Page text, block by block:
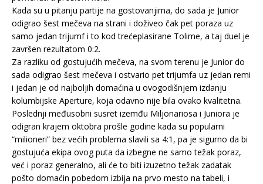
Kada su u pitanju partije na gostovanjima, do sada je Junior
odigrao šest mečeva na strani i doživeo čak pet poraza uz
samo jedan trijumf i to kod trećeplasirane Tolime, a taj duel je
završen rezultatom 0:2.
Za razliku od gostujućih mečeva, na svom terenu je Junior do
sada odigrao šest mečeva i ostvario pet trijumfa uz jedan remi
i jedan je od najboljih domaćina u ovogodišnjem izdanju
kolumbijske Aperture, koja odavno nije bila ovako kvalitetna.
Poslednji međusobni susret izemđu Miljonariosa i Juniora je
odigran krajem oktobra prošle godine kada su popularni
“milioneri” bez većih problema slavili sa 4:1, pa je sigurno da bi
gostujuća ekipa ovog puta da izbegne ne samo težak poraz,
već i poraz generalno, ali će to biti izuzetno težak zadatak
pošto domaćin pobedom izbija na prvo mesto na tabeli, i